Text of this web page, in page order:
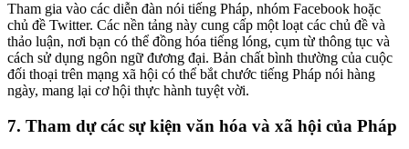
Tham gia vào các diễn đàn nói tiếng Pháp, nhóm Facebook hoặc
chủ đề Twitter. Các nền tảng này cung cấp một loạt các chủ đề và
thảo luận, nơi bạn có thể đồng hóa tiếng lóng, cụm từ thông tục và
cách sử dụng ngôn ngữ đương đại. Bản chất bình thường của cuộc
đối thoại trên mạng xã hội có thể bắt chước tiếng Pháp nói hàng
ngày, mang lại cơ hội thực hành tuyệt vời.
7. Tham dự các sự kiện văn hóa và xã hội của Pháp